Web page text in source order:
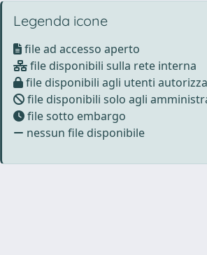
Legenda icone
file ad accesso aperto
file disponibili sulla rete interna
file disponibili agli utenti
file disponibili solo agli
file sotto embargo
nessun file disponibile